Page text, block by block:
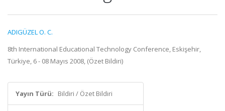
ADIGÜZEL O. C.
8th International Educational Technology Conference, Eskişehir,
Türkiye, 6 - 08 Mayıs 2008, (Özet Bildiri)
Yayın Türü: Bildiri / Özet Bildiri